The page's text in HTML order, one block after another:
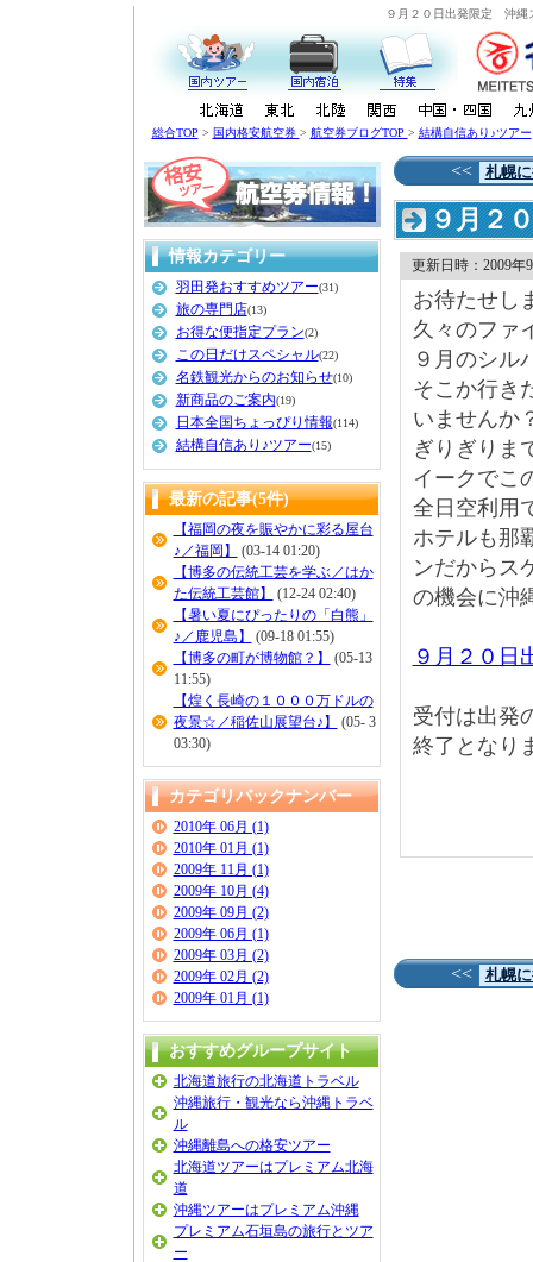
９月２０日出発限定 沖縄
総合TOP > 国内格安航空券 > 航空券ブログTOP > 結構自信あり♪ツアー
情報カテゴリー
羽田発おすすめツアー(31)
旅の専門店(13)
お得な便指定プラン(2)
この日だけスペシャル(22)
名鉄観光からのお知らせ(10)
新商品のご案内(19)
日本全国ちょっぴり情報(114)
結構自信あり♪ツアー(15)
最新の記事(5件)
【福岡の夜を賑やかに彩る屋台
♪／福岡】
(03-14 01:20)
【博多の伝統工芸を学ぶ／はか
た伝統工芸館】
(12-24 02:40)
【暑い夏にぴったりの「白熊」
♪／鹿児島】
(09-18 01:55)
【博多の町が博物館？】
(05-13
11:55)
【煌く長崎の１０００万ドルの
夜景☆／稲佐山展望台♪】
(05- 3
03:30)
カテゴリバックナンバー
2010年 06月 (1)
2010年 01月 (1)
2009年 11月 (1)
2009年 10月 (4)
2009年 09月 (2)
2009年 06月 (1)
2009年 03月 (2)
2009年 02月 (2)
2009年 01月 (1)
おすすめグループサイト
北海道旅行の北海道トラベル
沖縄旅行・観光なら沖縄トラベ
ル
沖縄離島への格安ツアー
北海道ツアーはプレミアム北海
道
沖縄ツアーはプレミアム沖縄
プレミアム石垣島の旅行とツア
ー
<< 札幌
９月２
更新日時：2009年
お待たせし
久々のファ
９月のシル
そこか行き
いませんか
ぎりぎりま
イークでこ
全日空利用
ホテルも那
ンだからス
の機会に沖
９月２０
受付は出発
終了となり
<< 札幌